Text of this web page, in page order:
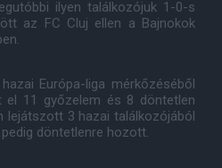
ilyen találkozójuk 1-0-s
az FC Cluj ellen a Bajnokok
Európa-liga mérkőzéséből
11 győzelem és 8 döntetlen
lejátszott 3 hazai találkozójából
döntetlenre hozott.